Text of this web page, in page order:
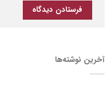
آخرین نوشته‌ها